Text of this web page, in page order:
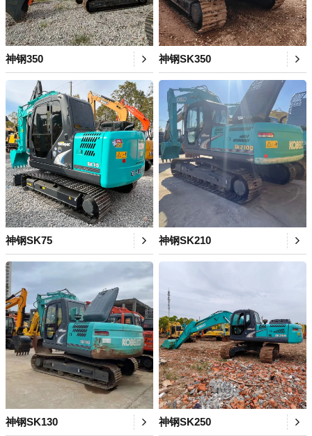
神钢350 神钢SK350
神钢SK75 神钢SK210
神钢SK130 神钢SK250